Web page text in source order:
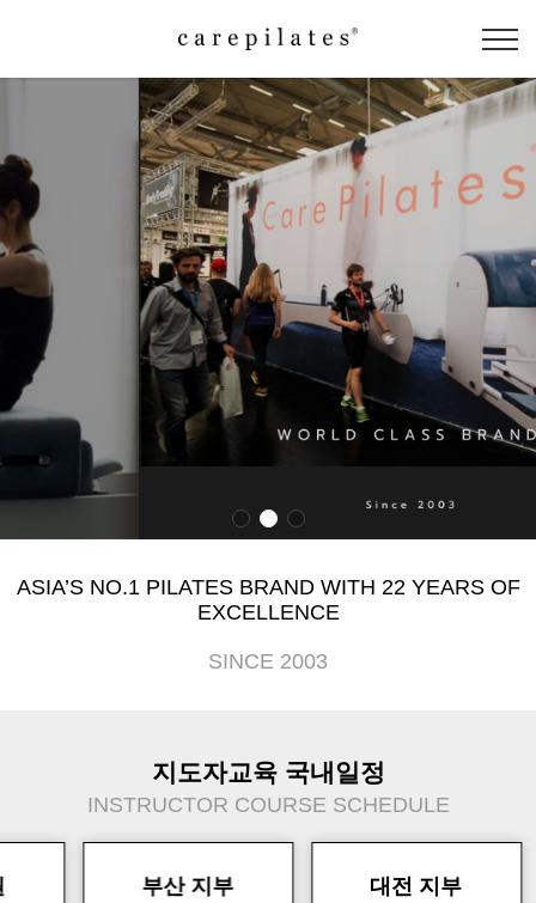
ASIA’S NO.1 PILATES BRAND WITH 22 YEARS OF
EXCELLENCE
SINCE 2003
지도자교육 국내일정
INSTRUCTOR COURSE SCHEDULE
부산 지부 대전 지부